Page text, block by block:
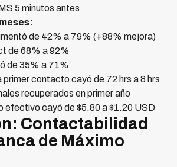
5 minutos antes
de 42% a 79% (+88% mejora)
de 68% a 92%
de 35% a 71%
primer contacto cayó de 72 hrs a 8 hrs
recuperados en primer año
efectivo cayó de $5.80 a $1.20 USD
Contactabilidad
de Máximo